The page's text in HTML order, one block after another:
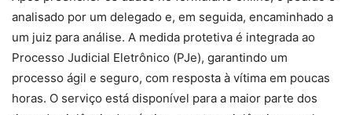
analisado por um delegado e, em seguida, encaminhado a
um juiz para análise. A medida protetiva é integrada ao
Processo Judicial Eletrônico (PJe), garantindo um
processo ágil e seguro, com resposta à vítima em poucas
horas. O serviço está disponível para a maior parte dos